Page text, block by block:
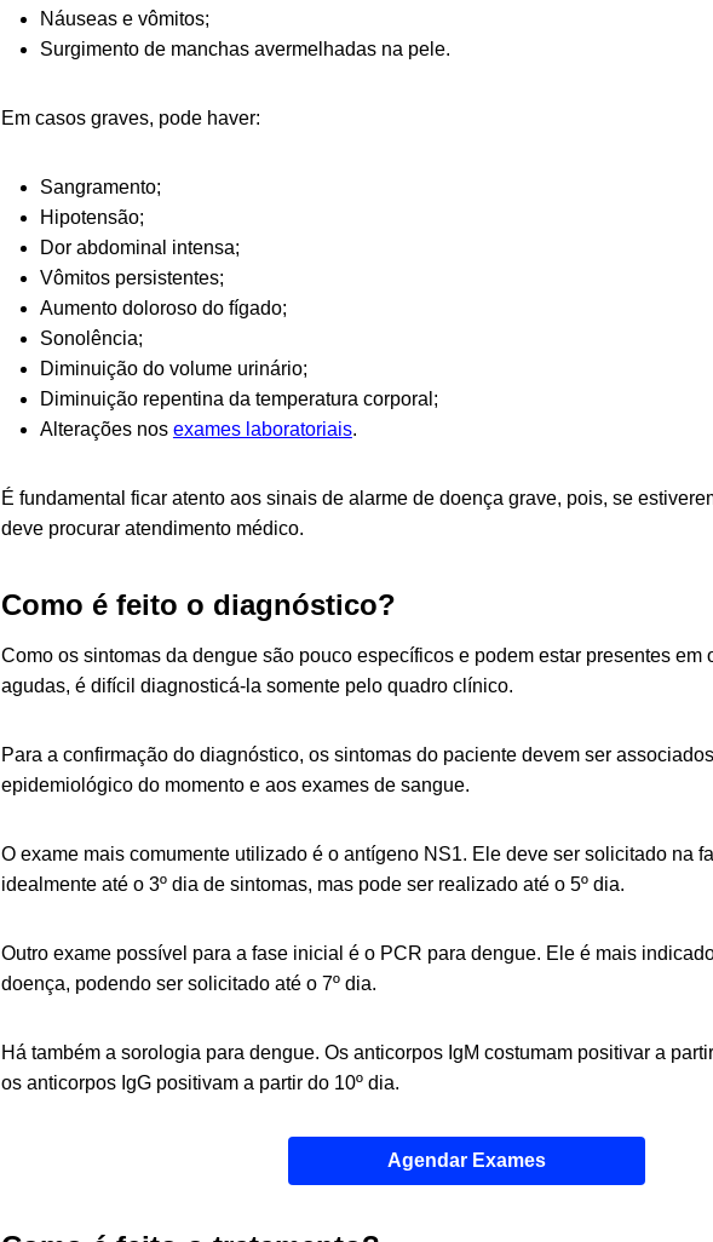
Náuseas e vômitos;
Surgimento de manchas avermelhadas na pele.
Em casos graves, pode haver:
Sangramento;
Hipotensão;
Dor abdominal intensa;
Vômitos persistentes;
Aumento doloroso do fígado;
Sonolência;
Diminuição do volume urinário;
Diminuição repentina da temperatura corporal;
Alterações nos exames laboratoriais.
É fundamental ficar atento aos sinais de alarme de doença grave, pois, se
deve procurar atendimento médico.
Como é feito o diagnóstico?
Como os sintomas da dengue são pouco específicos e podem estar presentes em
agudas, é difícil diagnosticá-la somente pelo quadro clínico.
Para a confirmação do diagnóstico, os sintomas do paciente devem ser
epidemiológico do momento e aos exames de sangue.
O exame mais comumente utilizado é o antígeno NS1. Ele deve ser solicitado na
idealmente até o 3º dia de sintomas, mas pode ser realizado até o 5º dia.
Outro exame possível para a fase inicial é o PCR para dengue. Ele é mais
doença, podendo ser solicitado até o 7º dia.
Há também a sorologia para dengue. Os anticorpos IgM costumam positivar a
os anticorpos IgG positivam a partir do 10º dia.
Agendar Exames